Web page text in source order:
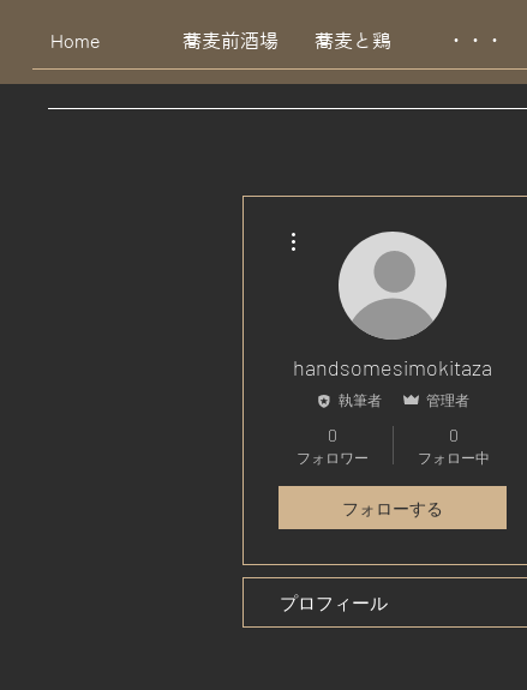
Home 蕎麦前酒場 蕎麦と鶏 ・・・
handsomesimokitaza
執筆者 管理者
0
フォロワー
0
フォロー中
フォローする
プロフィール